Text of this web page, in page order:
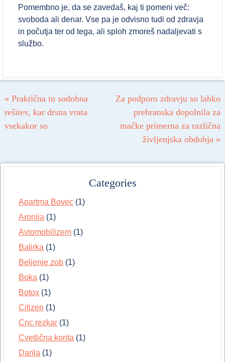
Pomembno je, da se zavedaš, kaj ti pomeni več:
svoboda ali denar. Vse pa je odvisno tudi od zdravja
in počutja ter od tega, ali sploh zmoreš nadaljevati s
službo.
Post navigation
« Praktična in sodobna
rešitev, kar drsna vrata
vsekakor so
Za podporo zdravju so lahko
prehranska dopolnila za
mačke primerna za različna
življenjska obdobja »
Categories
Apartma Bovec (1)
Aronija (1)
Avtomobilizem (1)
Balirka (1)
Beljenje zob (1)
Boka (1)
Botox (1)
Citizen (1)
Cnc rezkar (1)
Cvetlična korita (1)
Darila (1)